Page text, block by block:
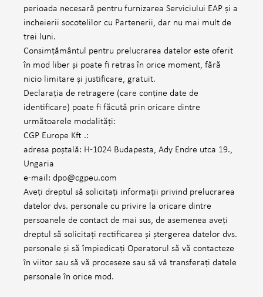
perioada necesară pentru furnizarea Serviciului EAP și a
incheierii socotelilor cu Partenerii, dar nu mai mult de
trei luni.
Consimțământul pentru prelucrarea datelor este oferit
în mod liber și poate fi retras în orice moment, fără
nicio limitare și justificare, gratuit.
Declarația de retragere (care conține date de
identificare) poate fi făcută prin oricare dintre
următoarele modalități:
CGP Europe Kft .:
adresa poștală: H-1024 Budapesta, Ady Endre utca 19.,
Ungaria
e-mail: dpo@cgpeu.com
Aveți dreptul să solicitați informații privind prelucrarea
datelor dvs. personale cu privire la oricare dintre
persoanele de contact de mai sus, de asemenea aveți
dreptul să solicitați rectificarea și ștergerea datelor dvs.
personale și să împiedicați Operatorul să vă contacteze
în viitor sau să vă proceseze sau să vă transferați datele
personale în orice mod.